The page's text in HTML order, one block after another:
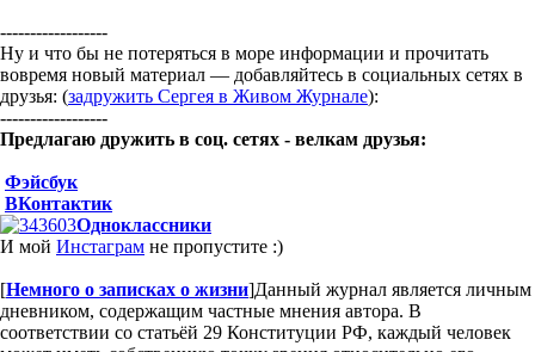
------------------
Ну и что бы не потеряться в море информации и прочитать
вовремя новый материал — добавляйтесь в социальных сетях в
друзья: (задружить Сергея в Живом Журнале):
------------------
Предлагаю дружить в соц. сетях - велкам друзья:
Фэйсбук
ВКонтактик
Одноклассники
И мой Инстаграм не пропустите :)
[Немного о записках о жизни]Данный журнал является личным
дневником, содержащим частные мнения автора. В
соответствии со статьёй 29 Конституции РФ, каждый человек